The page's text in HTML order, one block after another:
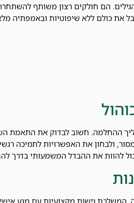
הם חולקים רצון משותף
את כולם ללא שיפוטיות ובאמפתיה
ההחלמה. חשוב לבדוק את התאמת
ולבחון את האפשרויות לתמיכה
להוות את ההבדל המשמעותי בדרך